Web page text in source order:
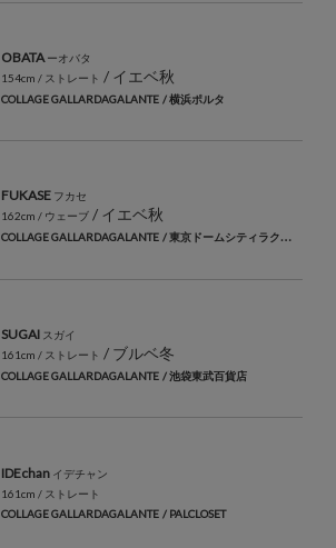
OBATA ーオバタ
154cm / ストレート / イエベ秋
COLLAGE GALLARDAGALANTE / 横浜ポルタ
FUKASE フカセ
162cm / ウェーブ / イエベ秋
COLLAGE GALLARDAGALANTE / 東京ドームシティラクーア店
SUGAI スガイ
161cm / ストレート / ブルベ冬
COLLAGE GALLARDAGALANTE / 池袋東武百貨店
IDEchan イデチャン
161cm / ストレート
COLLAGE GALLARDAGALANTE / PALCLOSET